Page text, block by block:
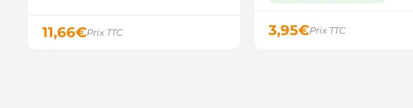
11,66€Prix TTC 3,95€Prix TTC